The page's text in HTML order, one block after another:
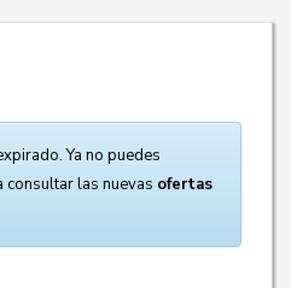
Ya no puedes
las nuevas ofertas